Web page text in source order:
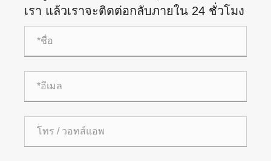
เรา แล้วเราจะติดต่อกลับภายใน 24 ชั่วโมง